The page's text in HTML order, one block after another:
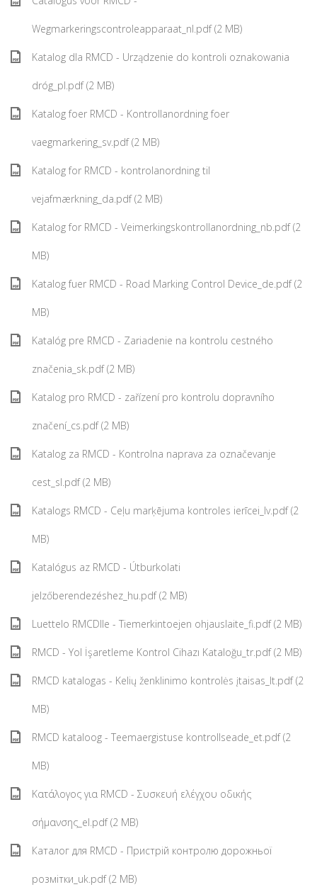
Wegmarkeringscontroleapparaat_nl.pdf (2 MB)
Katalog dla RMCD - Urządzenie do kontroli oznakowania
dróg_pl.pdf (2 MB)
Katalog foer RMCD - Kontrollanordning foer
vaegmarkering_sv.pdf (2 MB)
Katalog for RMCD - kontrolanordning til
vejafmærkning_da.pdf (2 MB)
Katalog for RMCD - Veimerkingskontrollanordning_nb.pdf (2
MB)
Katalog fuer RMCD - Road Marking Control Device_de.pdf (2
MB)
Katalóg pre RMCD - Zariadenie na kontrolu cestného
značenia_sk.pdf (2 MB)
Katalog pro RMCD - zařízení pro kontrolu dopravního
značení_cs.pdf (2 MB)
Katalog za RMCD - Kontrolna naprava za označevanje
cest_sl.pdf (2 MB)
Katalogs RMCD - Ceļu marķējuma kontroles ierīcei_lv.pdf (2
MB)
Katalógus az RMCD - Útburkolati
jelzőberendezéshez_hu.pdf (2 MB)
Luettelo RMCDlle - Tiemerkintoejen ohjauslaite_fi.pdf (2 MB)
RMCD - Yol İşaretleme Kontrol Cihazı Kataloğu_tr.pdf (2 MB)
RMCD katalogas - Kelių ženklinimo kontrolės įtaisas_lt.pdf (2
MB)
RMCD kataloog - Teemaergistuse kontrollseade_et.pdf (2
MB)
Κατάλογος για RMCD - Συσκευή ελέγχου οδικής
σήμανσης_el.pdf (2 MB)
Каталог для RMCD - Пристрій контролю дорожньої
розмітки_uk.pdf (2 MB)